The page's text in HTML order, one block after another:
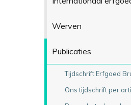
Werven
Publicaties
Tijdschrift Erfgoed
Ons tijdschrift per